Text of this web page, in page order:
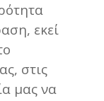
εκεί
στις
μας να